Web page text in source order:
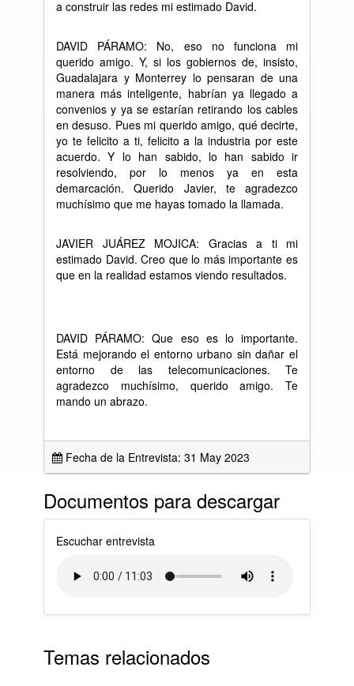
a construir las redes mi estimado David.
DAVID PÁRAMO: No, eso no funciona mi
querido amigo. Y, si los gobiernos de, insisto,
Guadalajara y Monterrey lo pensaran de una
manera más inteligente, habrían ya llegado a
convenios y ya se estarían retirando los cables
en desuso. Pues mi querido amigo, qué decirte,
yo te felicito a ti, felicito a la industria por este
acuerdo. Y lo han sabido, lo han sabido ir
resolviendo, por lo menos ya en esta
demarcación. Querido Javier, te agradezco
muchísimo que me hayas tomado la llamada.
JAVIER JUÁREZ MOJICA: Gracias a ti mi
estimado David. Creo que lo más importante es
que en la realidad estamos viendo resultados.
DAVID PÁRAMO: Que eso es lo importante.
Está mejorando el entorno urbano sin dañar el
entorno de las telecomunicaciones. Te
agradezco muchísimo, querido amigo. Te
mando un abrazo.
Fecha de la Entrevista: 31 May 2023
Documentos para descargar
Escuchar entrevista
Temas relacionados